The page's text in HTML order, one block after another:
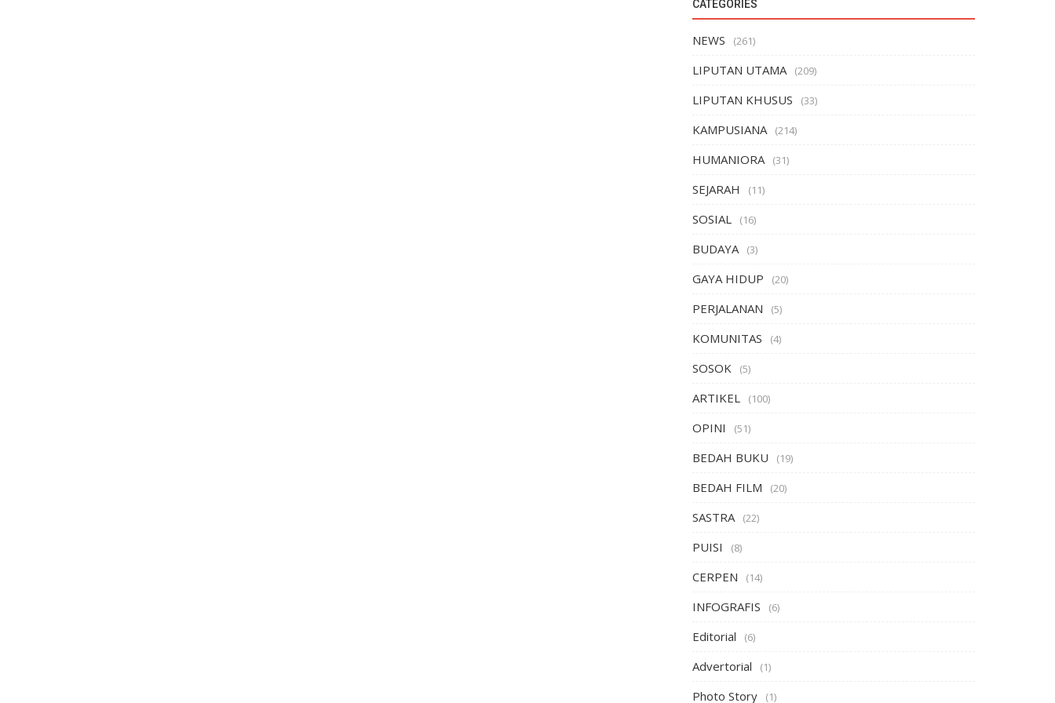
CATEGORIES
NEWS (261)
LIPUTAN UTAMA (209)
LIPUTAN KHUSUS (33)
KAMPUSIANA (214)
HUMANIORA (31)
SEJARAH (11)
SOSIAL (16)
BUDAYA (3)
GAYA HIDUP (20)
PERJALANAN (5)
KOMUNITAS (4)
SOSOK (5)
ARTIKEL (100)
OPINI (51)
BEDAH BUKU (19)
BEDAH FILM (20)
SASTRA (22)
PUISI (8)
CERPEN (14)
INFOGRAFIS (6)
Editorial (6)
Advertorial (1)
Photo Story (1)